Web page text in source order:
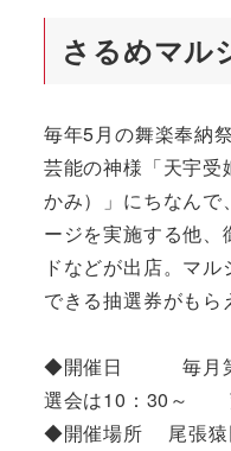
さるめマル
毎年5月の舞楽奉納
芸能の神様「天宇受
かみ）」にちなんで
ージを実施する他
ドなどが出店。マ
できる抽選券がもら
◆開催日 毎月第
選会は10：30～
◆開催場所 尾張猿